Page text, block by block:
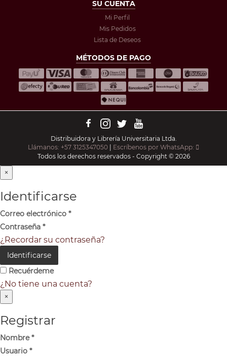
SU CUENTA
Mi Perfil
Mis Pedidos
Lista de Deseos
MÉTODOS DE PAGO
Distribuidora y Librería Universitaria Ltda.
Llámanos: +57 3125347050 | Escríbenos por WhatsApp:
Todos los derechos reservados - Copyright © 2026
×
Identificarse
Correo electrónico *
Contraseña *
¿Recordar su contraseña?
Identificarse
Recuérdeme
¿No tiene una cuenta?
×
Registrar
Nombre*
Usuario *